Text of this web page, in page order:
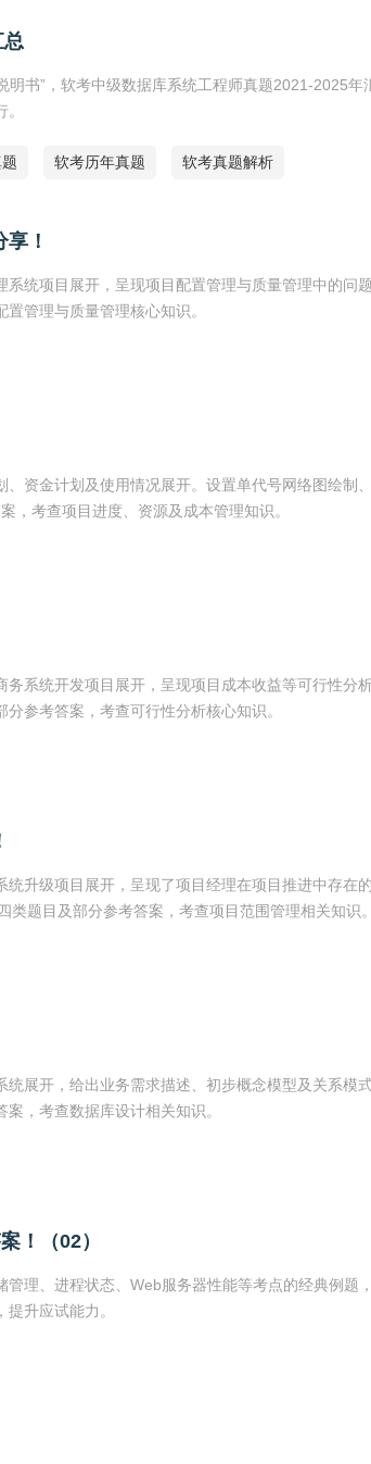
总
明书”，软考中级数据库系统工程师真题2021-2025年
软考历年真题 软考真题解析
！
统项目展开，呈现项目配置管理与质量管理中的问
管理与质量管理核心知识。
资金计划及使用情况展开。设置单代号网络图绘制、
，考查项目进度、资源及成本管理知识。
系统开发项目展开，呈现项目成本收益等可行性分
参考答案，考查可行性分析核心知识。
升级项目展开，呈现了项目经理在项目推进中存在
题目及部分参考答案，考查项目范围管理相关知识。
展开，给出业务需求描述、初步概念模型及关系模
，考查数据库设计相关知识。
！（02）
理、进程状态、Web服务器性能等考点的经典例题
升应试能力。